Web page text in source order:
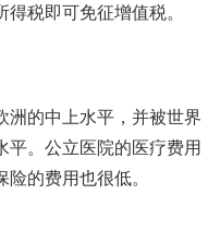
税即可免征增值税。
洲的中上水平，并被世界
平。公立医院的医疗费用
的费用也很低。